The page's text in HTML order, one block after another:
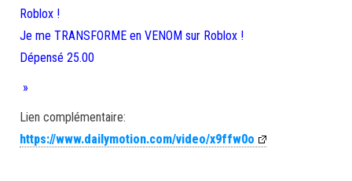
Roblox !
Je me TRANSFORME en VENOM sur Roblox !
Dépensé 25.00
»
Lien complémentaire:
https://www.dailymotion.com/video/x9ffw0o